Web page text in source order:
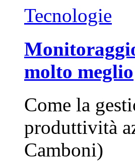
Tecnologie
molto meglio
Come la
produttività
Camboni)